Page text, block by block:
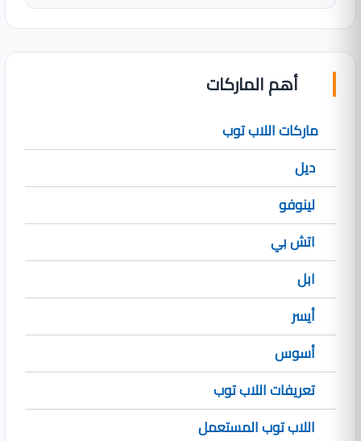
أهم الماركات
ماركات اللاب توب
ديل
لينوفو
اتش بي
ابل
أيسر
أسوس
تعريفات اللاب توب
اللاب توب المستعمل